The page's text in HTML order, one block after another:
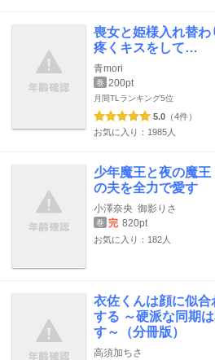
喪女と姫様入れ替
疼くキスをして…
青mori
巻 200pt
月間TLランキング5位
5.0 （4件）
お気に入り：1985人
少年魔王と夜の魔
の夫を全力で愛す
小澤奈央 御影りさ
巻 完 820pt
お気に入り：182人
衣佐くんは顔に似
する ～硬派な同期
す～（分冊版）
高須加ちさ